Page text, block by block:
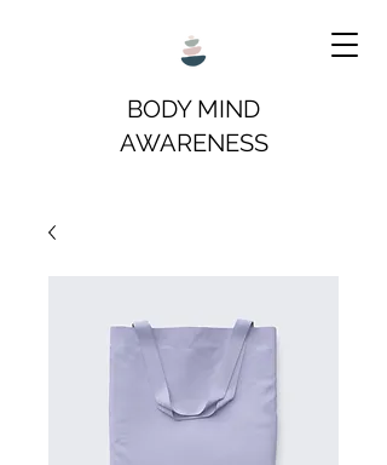
BODY MIND
AWARENESS